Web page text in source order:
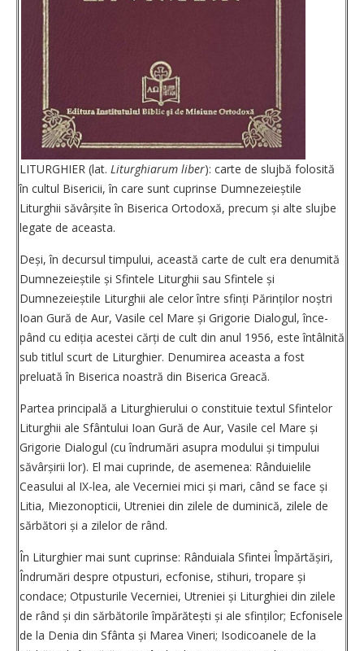
LITURGHIER (lat. Liturghiarum liber): carte de slujbă folosită
în cultul Bisericii, în care sunt cuprinse Dumnezeieștile
Liturghii săvârșite în Biserica Ortodoxă, precum și alte slujbe
legate de aceasta.
Deși, în decursul timpului, această carte de cult era denumită
Dumneze­ieș­­­tile și Sfintele Liturghii sau Sfintele și
Dumnezeieștile Liturghii ale celor între sfinți Părinților noștri
Ioan Gură de Aur, Vasile cel Mare și Grigorie Dialogul, înce­
pând cu ediția acestei cărți de cult din anul 1956, este întâlnită
sub titlul scurt de Liturghier. Denumi­rea aceasta a fost
preluată în Biserica noastră din Biserica Greacă.
Partea principală a Liturghierului o constituie textul Sfintelor
Liturghii ale Sfântului Ioan Gură de Aur, Vasile cel Mare și
Grigorie Dialogul (cu îndrumări asupra modului și timpului
săvârșirii lor). El mai cuprinde, de asemenea: Rânduielile
Ceasului al IX-lea, ale Vecerniei mici și mari, când se face și
Litia, Miezonopticii, Utreniei din zilele de duminică, zilele de
sărbători și a zilelor de rând.
În Liturghier mai sunt cuprinse: Rânduiala Sfintei Împărtășiri,
Îndrumări despre otpusturi, ecfonise, stihuri, tropare și
condace; Otpusturile Vecerniei, Utreniei și Liturghiei din zilele
de rând și din sărbătorile împărătești și ale sfin­ților; Ecfonisele
de la Denia din Sfânta și Marea Vineri; Isodicoanele de la